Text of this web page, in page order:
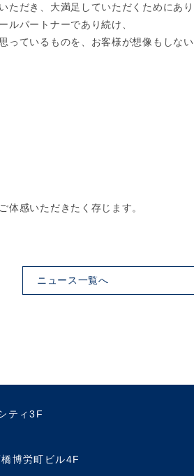
だき、大満足していただくためにあり
ルパートナーであり続け、
ているものを、お客様が想像もしない
体感いただきたく存じます。
ニュース一覧へ
ティ3F
博労町ビル4F